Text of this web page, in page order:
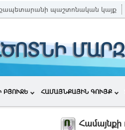
պաշտոնական կայք
ԲՅՈՒՋԵ ՀԱՄԱՅՆՔԱՅԻՆ ԳՈՒՅՔ
Համայնքի